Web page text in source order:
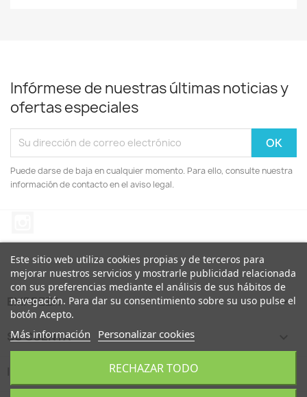
Infórmese de nuestras últimas noticias y
ofertas especiales
Puede darse de baja en cualquier momento. Para ello, consulte nuestra
información de contacto en el aviso legal.
EMPREZA 
SU CUENTA
INFORMACIÓN DE LA TIENDA
Este sitio web utiliza cookies propias y de terceros para
mejorar nuestros servicios y mostrarle publicidad relacionada
con sus preferencias mediante el análisis de sus hábitos de
navegación. Para dar su consentimiento sobre su uso pulse el
botón Acepto.
Más información Personalizar cookies
RECHAZAR TODO